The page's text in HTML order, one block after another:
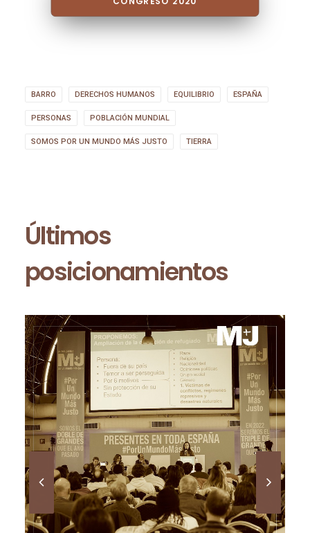
BARRO DERECHOS HUMANOS EQUILIBRIO ESPAÑA
PERSONAS POBLACIÓN MUNDIAL
SOMOS POR UN MUNDO MÁS JUSTO TIERRA
Últimos
posicionamientos